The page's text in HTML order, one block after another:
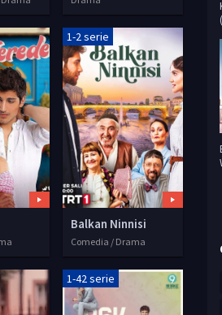
1-2 serie
Balkan Ninnisi
Comedia / Drama
1-42 serie